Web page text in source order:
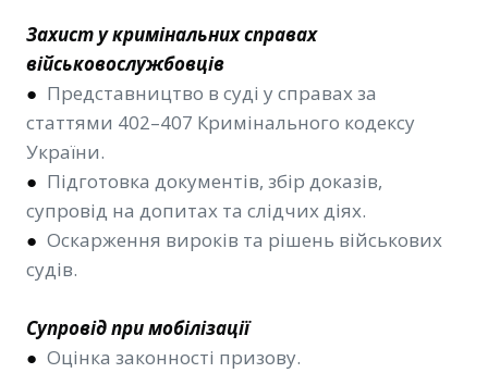
Захист у кримінальних справах
військовослужбовців
● Представництво в суді у справах за
статтями 402–407 Кримінального кодексу
України.
● Підготовка документів, збір доказів,
супровід на допитах та слідчих діях.
● Оскарження вироків та рішень військових
судів.
Супровід при мобілізації
● Оцінка законності призову.